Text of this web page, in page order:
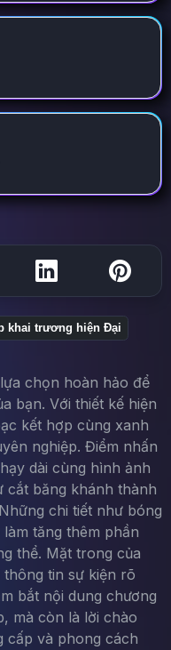
khai trương hiện Đại
chọn hoàn hảo để
bạn. Với thiết kế hiện
kết hợp cùng xanh
nghiệp. Điểm nhấn
dài cùng hình ảnh
cắt băng khánh thành
chi tiết như bóng
tăng thêm phần
thể. Mặt trong của
tin sự kiện rõ
bắt nội dung chương
mà còn là lời chào
cấp và phong cách